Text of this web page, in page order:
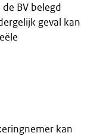
BV belegd
geval kan
kan